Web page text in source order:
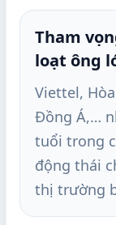
Tham
loạt ông
Viettel,
Đồng Á,…
tuổi trong
động thái
thị trường